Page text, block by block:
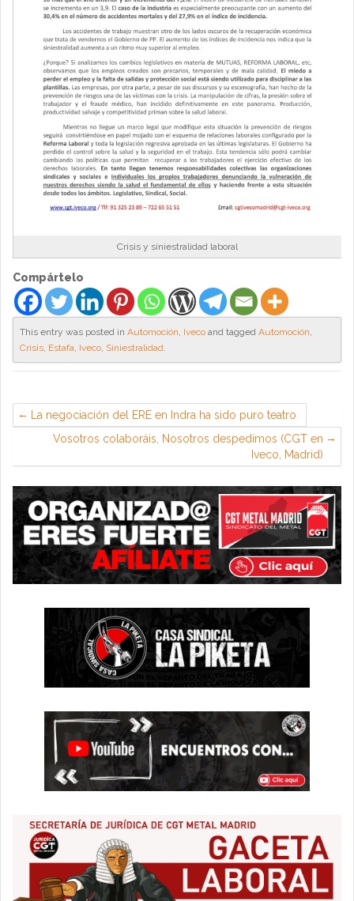
Crisis y siniestralidad laboral
Compártelo
This entry was posted in Automoción Iveco and tagged Automoción
Crisis Estafa Iveco Siniestralidad
La negociación del ERE en Indra ha sido puro teatro
Vosotros colaboráis, Nosotros despedimos (CGT en
Iveco, Madrid)